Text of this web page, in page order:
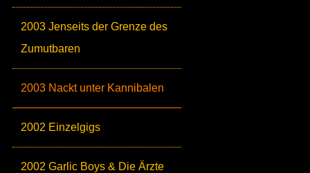
2003 Jenseits der Grenze des
Zumutbaren
2003 Nackt unter Kannibalen
2002 Einzelgigs
2002 Garlic Boys & Die Ärzte